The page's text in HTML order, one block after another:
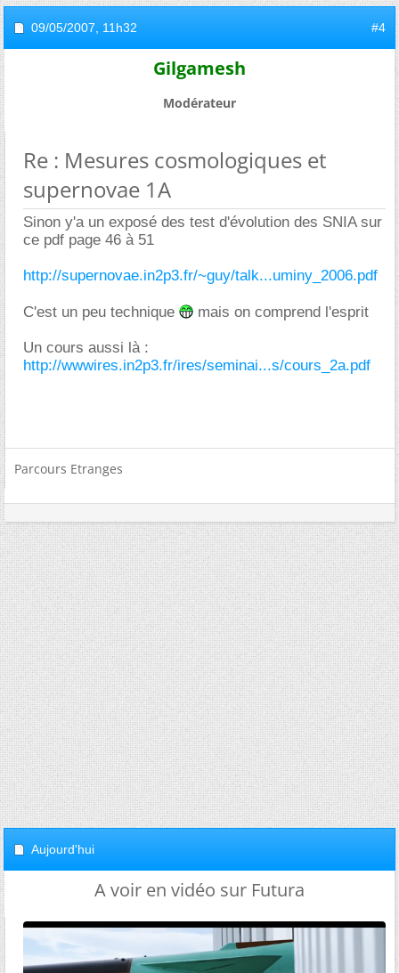
09/05/2007, 11h32 #4
Gilgamesh
Modérateur
Re : Mesures cosmologiques et
supernovae 1A
Sinon y'a un exposé des test d'évolution des SNIA sur
ce pdf page 46 à 51
http://supernovae.in2p3.fr/~guy/talk...uminy_2006.pdf
C'est un peu technique mais on comprend l'esprit
Un cours aussi là :
http://wwwires.in2p3.fr/ires/seminai...s/cours_2a.pdf
Parcours Etranges
Aujourd'hui
A voir en vidéo sur Futura